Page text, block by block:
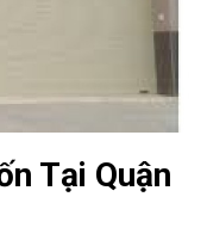
Tại Quận